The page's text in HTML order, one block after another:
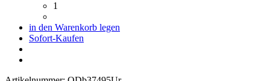
1
in den Warenkorb legen
Sofort-Kaufen